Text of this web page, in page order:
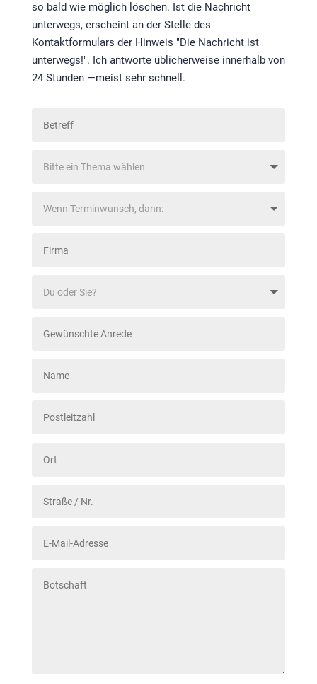
so bald wie möglich löschen. Ist die Nachricht
unterwegs, erscheint an der Stelle des
Kontaktformulars der Hinweis "Die Nachricht ist
unterwegs!". Ich antworte üblicherweise innerhalb von
24 Stunden —meist sehr schnell.